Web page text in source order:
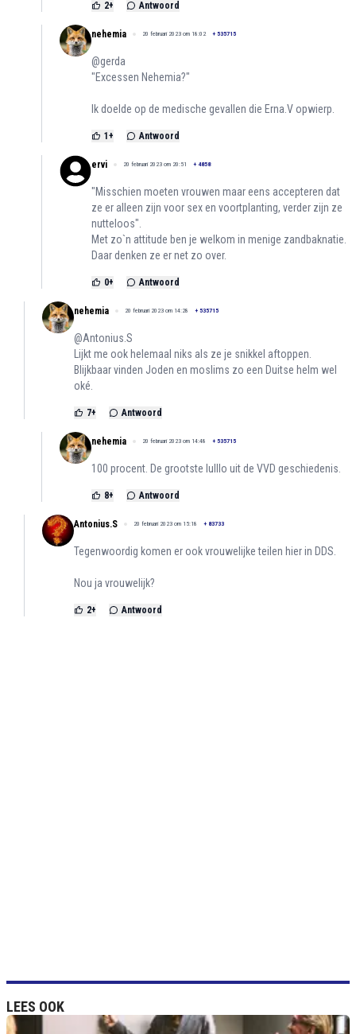
2+ Antwoord
nehemia 20 februari 2023 om 18:02 + 535715
@gerda
"Excessen Nehemia?"
Ik doelde op de medische gevallen die Erna.V opwierp.
1 + Antwoord
ervi 20 februari 2023 om 20:51 + 4858
"Misschien moeten vrouwen maar eens accepteren dat
ze er alleen zijn voor sex en voortplanting, verder zijn ze
nutteloos".
Met zo`n attitude ben je welkom in menige zandbaknatie.
Daar denken ze er net zo over.
0+ Antwoord
nehemia 20 februari 2023 om 14:28 + 535715
@Antonius.S
Lijkt me ook helemaal niks als ze je snikkel aftoppen.
Blijkbaar vinden Joden en moslims zo een Duitse helm wel
oké.
7+ Antwoord
nehemia 20 februari 2023 om 14:48 + 535715
100 procent. De grootste lulllo uit de VVD geschiedenis.
8+ Antwoord
Antonius.S 20 februari 2023 om 15:18 + 83733
Tegenwoordig komen er ook vrouwelijke teilen hier in DDS.
Nou ja vrouwelijk?
2+ Antwoord
LEES OOK